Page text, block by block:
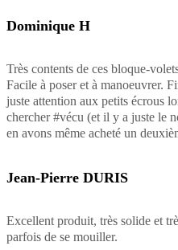
Dominique H
Très contents de ces bloque-
Facile à poser et à manoeuvrer.
juste attention aux petits écrous
chercher #vécu (et il y a juste le
en avons même acheté un
Jean-Pierre DURIS
Excellent produit, très solide et
parfois de se mouiller.